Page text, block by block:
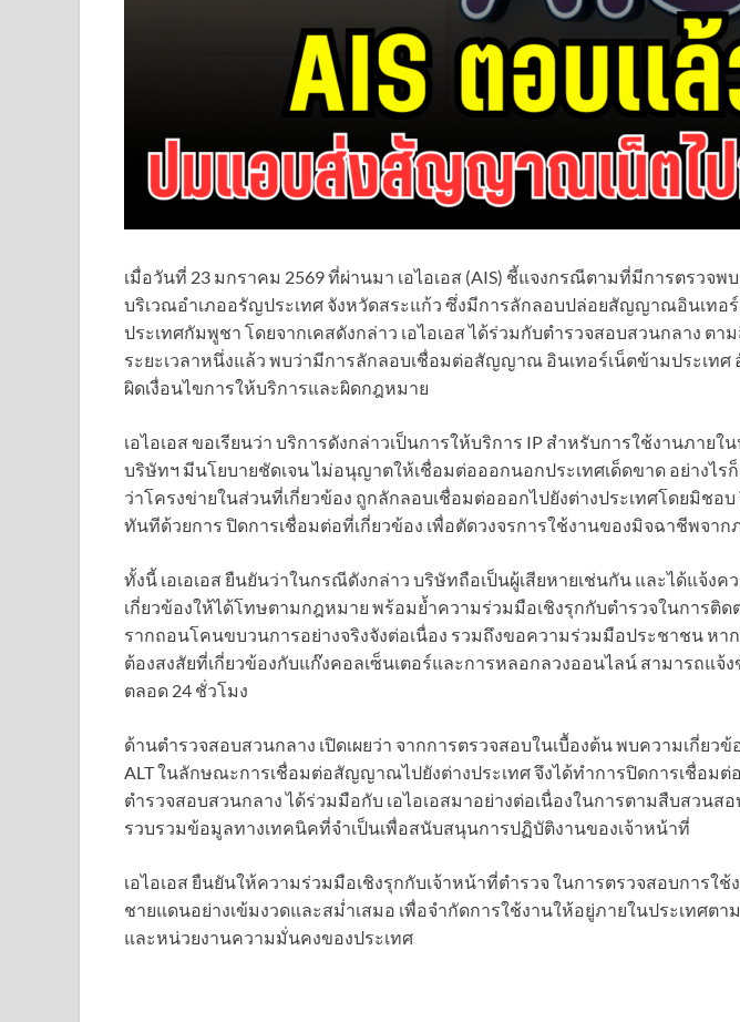
เมื่อวันที่ 23 มกราคม 2569 ที่ผ่านมา เอไอเอส (AIS) ชี้แจงกรณีตามที่มีการตรวจ
บริเวณอำเภออรัญประเทศ จังหวัดสระแก้ว ซึ่งมีการลักลอบปล่อยสัญญาณอินเทอร์
ประเทศกัมพูชา โดยจากเคสดังกล่าว เอไอเอส ได้ร่วมกับตำรวจสอบสวนกลาง ต
ระยะเวลาหนึ่งแล้ว พบว่ามีการลักลอบเชื่อมต่อสัญญาณ อินเทอร์เน็ตข้ามประเทศ
ผิดเงื่อนไขการให้บริการและผิดกฎหมาย
เอไอเอส ขอเรียนว่า บริการดังกล่าวเป็นการให้บริการ IP สำหรับการใช้งานภายใ
บริษัทฯ มีนโยบายชัดเจน ไม่อนุญาตให้เชื่อมต่อออกนอกประเทศเด็ดขาด อย่างไร
ว่าโครงข่ายในส่วนที่เกี่ยวข้อง ถูกลักลอบเชื่อมต่อออกไปยังต่างประเทศโดยมิชอบ
ทันทีด้วยการ ปิดการเชื่อมต่อที่เกี่ยวข้อง เพื่อตัดวงจรการใช้งานของมิจฉาชีพจาก
ทั้งนี้ เอเอเอส ยืนยันว่าในกรณีดังกล่าว บริษัทถือเป็นผู้เสียหายเช่นกัน และได้แจ้งค
เกี่ยวข้องให้ได้โทษตามกฎหมาย พร้อมย้ำความร่วมมือเชิงรุกกับตำรวจในการติ
รากถอนโคนขบวนการอย่างจริงจังต่อเนื่อง รวมถึงขอความร่วมมือประชาชน หา
ต้องสงสัยที่เกี่ยวข้องกับแก๊งคอลเซ็นเตอร์และการหลอกลวงออนไลน์ สามารถแจ้
ตลอด 24 ชั่วโมง
ด้านตำรวจสอบสวนกลาง เปิดเผยว่า จากการตรวจสอบในเบื้องต้น พบความเกี่ยวข้
ALT ในลักษณะการเชื่อมต่อสัญญาณไปยังต่างประเทศ จึงได้ทำการปิดการเชื่อมต่
ตำรวจสอบสวนกลาง ได้ร่วมมือกับ เอไอเอสมาอย่างต่อเนื่องในการตามสืบสวนส
รวบรวมข้อมูลทางเทคนิคที่จำเป็นเพื่อสนับสนุนการปฏิบัติงานของเจ้าหน้าที่
เอไอเอส ยืนยันให้ความร่วมมือเชิงรุกกับเจ้าหน้าที่ตำรวจ ในการตรวจสอบการ
ชายแดนอย่างเข้มงวดและสม่ำเสมอ เพื่อจำกัดการใช้งานให้อยู่ภายในประเทศต
และหน่วยงานความมั่นคงของประเทศ